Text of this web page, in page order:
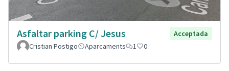
Asfaltar parking C/ Jesus
Acceptada
Cristian Postigo
Aparcaments 1 0